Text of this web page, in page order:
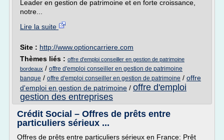
Leader en gestion de patrimoine et en forte croissance,
notre...
Lire la suite
Site : http://www.optioncarriere.com
Thèmes liés : offre d'emploi conseiller en gestion de patrimoine
bordeaux / offre d'emploi conseiller en gestion de patrimoine
banque / offre d'emploi conseiller en gestion de patrimoine / offre
d'emploi en gestion de patrimoine / offre d'emploi
gestion des entreprises
Crédit Social – Offres de prêts entre
particuliers sérieux ...
Offres de prêts entre particuliers sérieux en France: Prêt